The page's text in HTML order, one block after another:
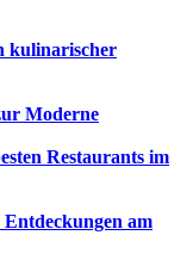
kulinarischer
Moderne
Restaurants im
Entdeckungen am